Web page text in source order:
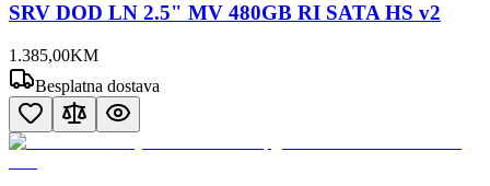
SRV DOD LN 2.5" MV 480GB RI SATA HS v2
1.385,00KM
Besplatna dostava